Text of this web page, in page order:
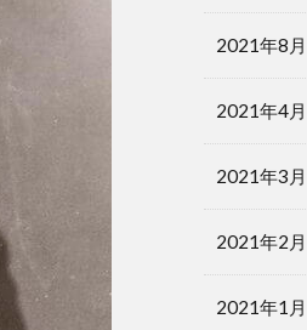
2021年8月
2021年4月
2021年3月
2021年2月
2021年1月